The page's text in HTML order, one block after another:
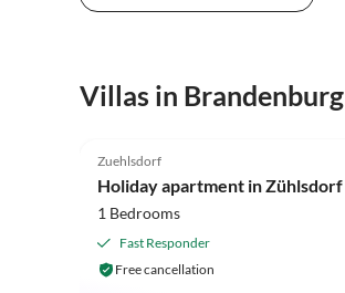
Villas in Brandenburg
Tour
Zuehlsdorf
Holiday apartment in Zühlsdorf
1 Bedrooms
Fast Responder
Free cancellation